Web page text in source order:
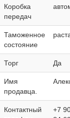
Коробка
передач
Таможенное
состояние
Торг Да
Имя
продавца.
Контактный
+7